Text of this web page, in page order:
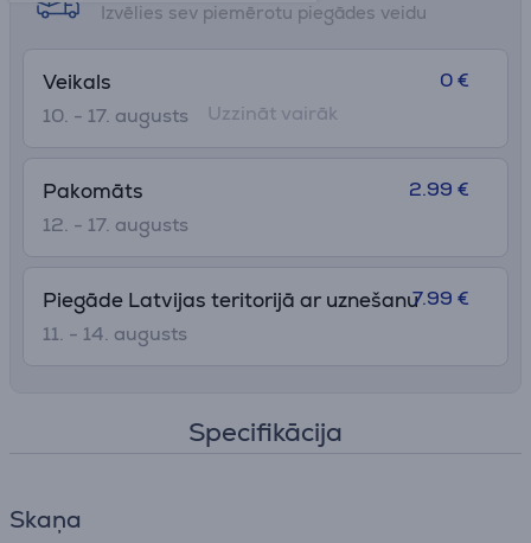
Izvēlies sev piemērotu piegādes veidu
Veikals
10. - 17. augusts
0 €
Uzzināt vairāk
Pakomāts
12. - 17. augusts
2.99 €
Piegāde Latvijas teritorijā ar uznešanu
11. - 14. augusts
7.99 €
Specifikācija
Skaņa